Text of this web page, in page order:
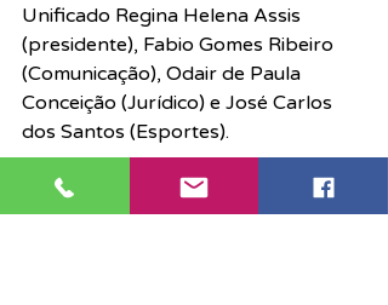
Unificado Regina Helena Assis
(presidente), Fabio Gomes Ribeiro
(Comunicação), Odair de Paula
Conceição (Jurídico) e José Carlos
dos Santos (Esportes).
Funcionalismo
Judiciário